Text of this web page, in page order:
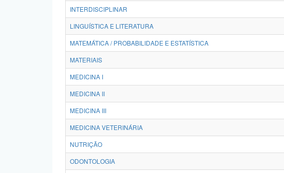
INTERDISCIPLINAR
LINGUÍSTICA E LITERATURA
MATEMÁTICA / PROBABILIDADE E ESTATÍSTICA
MATERIAIS
MEDICINA I
MEDICINA II
MEDICINA III
MEDICINA VETERINÁRIA
NUTRIÇÃO
ODONTOLOGIA